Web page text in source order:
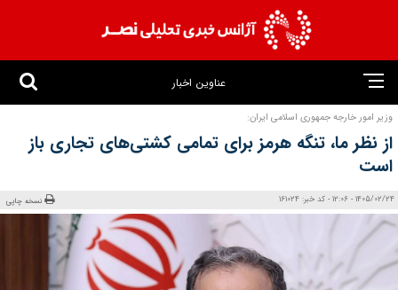
عناوین اخبار
وزیر امور خارجه جمهوری اسلامی ایران:
از نظر ما، تنگه هرمز برای تمامی کشتی‌های تجاری باز
است
1405/02/24 - 12:06 - کد خبر: 161024 نسخه چاپی